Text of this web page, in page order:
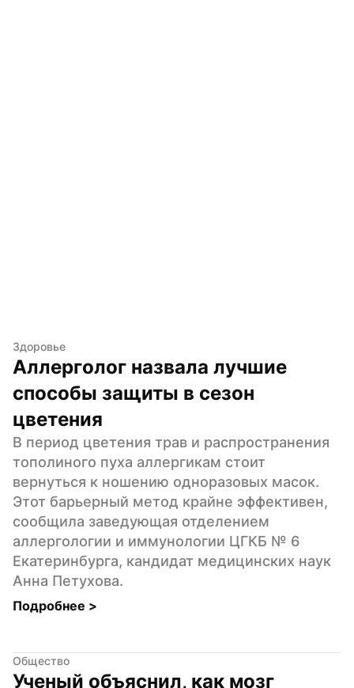
Здоровье
Аллерголог назвала лучшие
способы защиты в сезон
цветения
В период цветения трав и распространения
тополиного пуха аллергикам стоит
вернуться к ношению одноразовых масок.
Этот барьерный метод крайне эффективен,
сообщила заведующая отделением
аллергологии и иммунологии ЦГКБ № 6
Екатеринбурга, кандидат медицинских наук
Анна Петухова.
Подробнее >
Общество
Ученый объяснил, как мозг